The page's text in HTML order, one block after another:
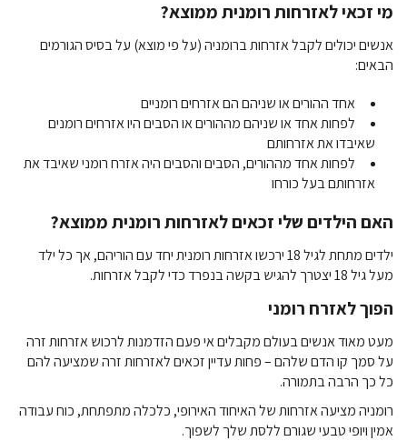
מי זכאי לאזרחות רומנית ממוצא?
אנשים יכולים לקבל אזרחות ברומניה (על פי מוצא) על בסיס הגורמים
הבאים:
אחד ההורים או שניהם הם אזרחים רומניים
לפחות אחד או שניהם מההורים או הסבים היו אזרחים רומנים
שאיבדו את אזרחותם
לפחות אחד מההורים, הסבים והסבים היה אזרח רומני שאיבד את
אזרחותם בעל כורחו
האם הילדים שלי זכאים לאזרחות רומנית ממוצא?
ילדים מתחת לגיל 18 ירכשו אזרחות רומנית יחד עם הוריהם, אך כל ילד
מעל גיל 18 יצטרך להגיש בקשה בנפרד כדי לקבל אזרחות.
הפוך לאזרח רומני
מעט מאוד אנשים בעולם מקבלים אי פעם הזדמנות לרכוש אזרחות זרה
על סמך קו הדם שלהם – פחות עדיין זכאים לאזרחות זרה שמציעה להם
כל כך הרבה בתמורה.
רומניה מציעה אזרחות של האיחוד האירופי, כלכלה מתפתחת, כוח עבודה
אמין ויופי טבעי שגורם ללסת שלך לשפוך.